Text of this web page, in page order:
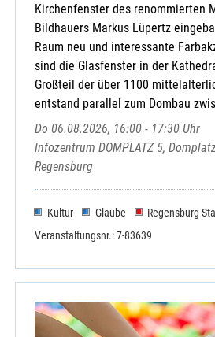
Kirchenfenster des renommierten
Bildhauers Markus Lüpertz
Raum neu und interessante
sind die Glasfenster in der
Großteil der über 1100
entstand parallel zum Dombau
Do 06.08.2026, 16:00 - 17:30 Uhr
Infozentrum DOMPLATZ 5,
Regensburg
Kultur Glaube
Regensburg-
Veranstaltungsnr.: 7-83639